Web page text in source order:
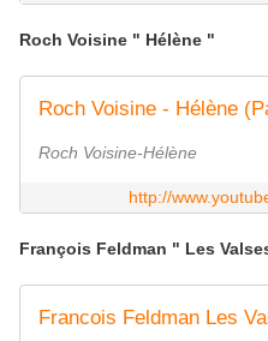
Roch Voisine " Hélène "
Roch Voisine - Hélène
Roch Voisine-Hélène
http://
François Feldman " Les
Francois Feldman Les